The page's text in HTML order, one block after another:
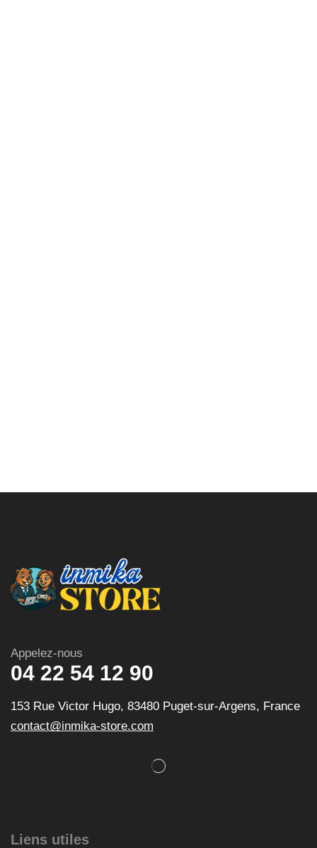
Appelez-nous
04 22 54 12 90
153 Rue Victor Hugo, 83480 Puget-sur-Argens, France
contact@inmika-store.com
Liens utiles